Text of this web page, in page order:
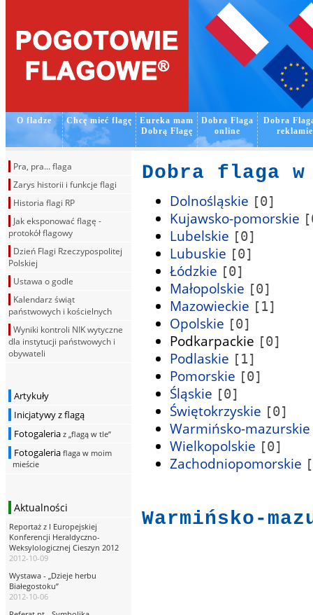
O fladze Chcę mieć flagę
Eureka mam­­
Dobrą Flagę
Dobra Flaga
online
Dobra
reklamie
Pra, pra... flaga
Zarys historii i funkcje flagi
Historia flagi RP
Jak eksponować flagę -
protokół flagowy
Dzień Flagi Rzeczypospolitej
Polskiej
Ustawa o godle
Kalendarz świąt
państwowych i kościelnych
Wyniki kontroli NIK wytyczne
dla instytucji państwowych i
obywateli
Artykuły
Inicjatywy z flagą
Fotogaleria z „flagą w tle”
Fotogaleria flaga w moim
mieście
Aktualności
Reportaż z I Europejskiej
Konferencji Heraldyczno-
Weksylologicznej Cieszyn 2012
2012-10-09
Wystawa - „Dzieje herbu
Białegostoku”
2012-10-06
Dobra flaga
Dolnośląskie [0]
Kujawsko-pomorskie
Lubelskie [0]
Lubuskie [0]
Łódzkie [0]
Małopolskie [0]
Mazowieckie [1]
Opolskie [0]
Podkarpackie [0]
Podlaskie [1]
Pomorskie [0]
Śląskie [0]
Świętokrzyskie [0]
Warmińsko-mazurskie
Wielkopolskie [0]
Zachodniopomorskie
Warmińsko-